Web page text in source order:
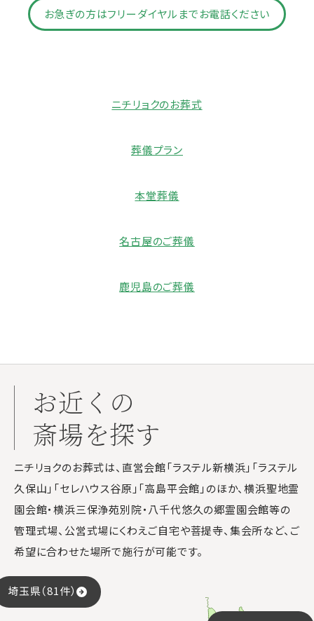
お急ぎの方はフリーダイヤルまでお電話ください
ニチリョクのお葬式
葬儀プラン
本堂葬儀
名古屋のご葬儀
鹿児島のご葬儀
お近くの
斎場を探す
ニチリョクのお葬式は、直営会館「ラステル新横浜」「ラステル
久保山」「セレハウス谷原」「高島平会館」のほか、横浜聖地霊
園会館・横浜三保浄苑別院・八千代悠久の郷霊園会館等の
管理式場、公営式場にくわえご自宅や菩提寺、集会所など、ご
希望に合わせた場所で施行が可能です。
埼玉県（81件）